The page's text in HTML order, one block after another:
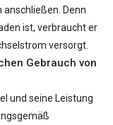
Denn
ist, verbraucht er
versorgt.
Gebrauch von
und seine Leistung